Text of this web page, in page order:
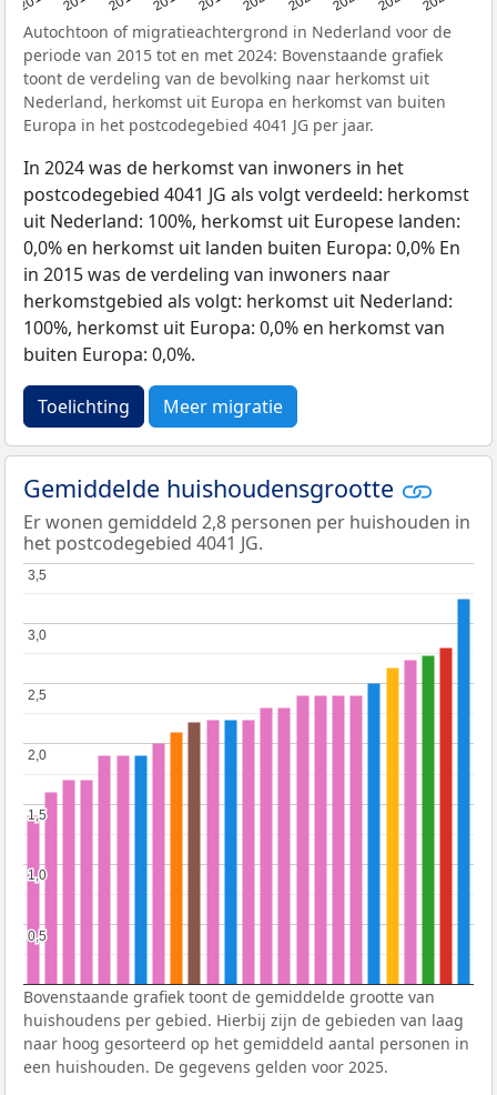
Autochtoon of migratieachtergrond in Nederland voor de
periode van 2015 tot en met 2024: Bovenstaande grafiek
toont de verdeling van de bevolking naar herkomst uit
Nederland, herkomst uit Europa en herkomst van buiten
Europa in het postcodegebied 4041 JG per jaar.
In 2024 was de herkomst van inwoners in het
postcodegebied 4041 JG als volgt verdeeld: herkomst
uit Nederland: 100%, herkomst uit Europese landen:
0,0% en herkomst uit landen buiten Europa: 0,0% En
in 2015 was de verdeling van inwoners naar
herkomstgebied als volgt: herkomst uit Nederland:
100%, herkomst uit Europa: 0,0% en herkomst van
buiten Europa: 0,0%.
Toelichting Meer migratie
Gemiddelde huishoudensgrootte
Er wonen gemiddeld 2,8 personen per huishouden in
het postcodegebied 4041 JG.
0,5
0,5
1,0
1,0
1,5
1,5
2,0
2,0
2,5
2,5
3,0
3,0
3,5
3,5
Bovenstaande grafiek toont de gemiddelde grootte van
huishoudens per gebied. Hierbij zijn de gebieden van laag
naar hoog gesorteerd op het gemiddeld aantal personen in
een huishouden. De gegevens gelden voor 2025.